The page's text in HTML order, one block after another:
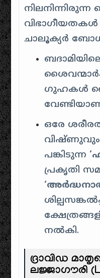
വിഭാഗീയതകൾ
ചാലൂക്യർ
ഗുഹകൾ
ഒരേ
വിഷ്ണുവും
പങ്കിടുന്ന
പ്രകൃതി
നൽകി.
ദ്രാവിഡ
ലജ്ജാഗൗരി